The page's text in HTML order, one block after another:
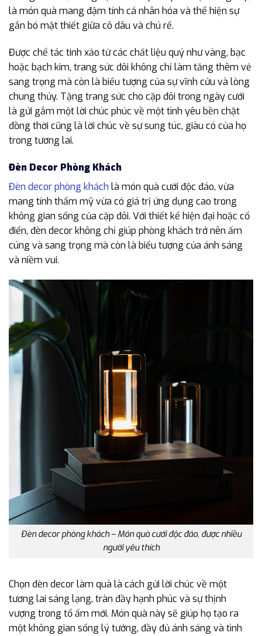
là món quà mang đậm tính cá nhân hóa và thể hiện sự
gắn bó mật thiết giữa cô dâu và chú rể.
Được chế tác tinh xảo từ các chất liệu quý như vàng, bạc
hoặc bạch kim, trang sức đôi không chỉ làm tăng thêm vẻ
sang trọng mà còn là biểu tượng của sự vĩnh cửu và lòng
chung thủy. Tặng trang sức cho cặp đôi trong ngày cưới
là gửi gắm một lời chúc phúc về một tình yêu bền chặt
đồng thời cũng là lời chúc về sự sung túc, giàu có của họ
trong tương lai.
Đèn Decor Phòng Khách
Đèn decor phòng khách là món quà cưới độc đáo, vừa
mang tính thẩm mỹ vừa có giá trị ứng dụng cao trong
không gian sống của cặp đôi. Với thiết kế hiện đại hoặc cổ
điển, đèn decor không chỉ giúp phòng khách trở nên ấm
cúng và sang trọng mà còn là biểu tượng của ánh sáng
và niềm vui.
Đèn decor phòng khách – Món quà cưới độc đáo, được nhiều
người yêu thích
Chọn đèn decor làm quà là cách gửi lời chúc về một
tương lai sáng lạng, tràn đầy hạnh phúc và sự thịnh
vượng trong tổ ấm mới. Món quà này sẽ giúp họ tạo ra
một không gian sống lý tưởng, đầy đủ ánh sáng và tình